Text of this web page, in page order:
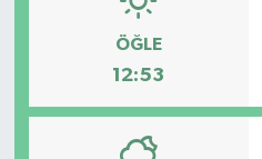
ÖĞLE
12:53
Yerel Yönetimler
Yurttan